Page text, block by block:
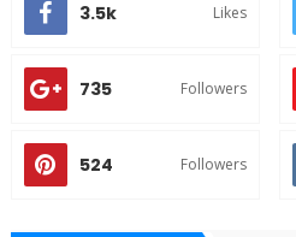
3.5k Likes
735 Followers
524 Followers